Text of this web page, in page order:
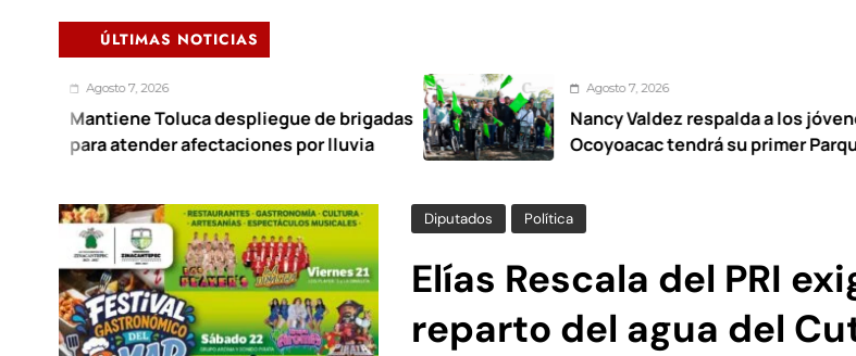
ÚLTIMAS NOTICIAS
Toluca despliegue de brigadas
afectaciones por lluvia
Agosto 7, 2026
Nancy Valdez respalda a los jóvenes:
Ocoyoacac tendrá su primer Parque Skate
Diputados Política
Elías Rescala del PRI
reparto del agua del